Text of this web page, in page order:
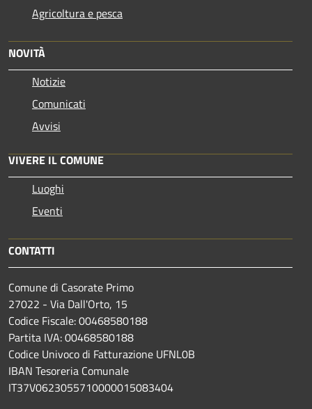
Agricoltura e pesca
NOVITÀ
Notizie
Comunicati
Avvisi
VIVERE IL COMUNE
Luoghi
Eventi
CONTATTI
Comune di Casorate Primo
27022 - Via Dall'Orto, 15
Codice Fiscale: 00468580188
Partita IVA: 00468580188
Codice Univoco di Fatturazione UFNL0B
IBAN Tesoreria Comunale
IT37V0623055710000015083404